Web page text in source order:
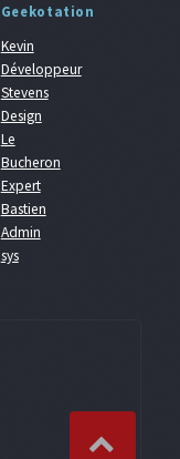
Geekotation
Kevin
Développeur
Stevens
Design
Le
Bucheron
Expert
Bastien
Admin
sys